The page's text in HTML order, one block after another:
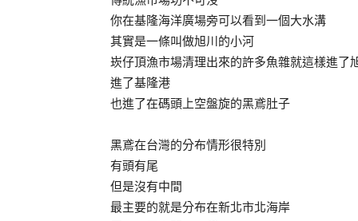
你在基隆海洋廣場旁可以看到一個大水溝
其實是一條叫做旭川的小河
崁仔頂漁市場清理出來的許多魚雜就這樣進了
進了基隆港
也進了在碼頭上空盤旋的黑鳶肚子
黑鳶在台灣的分布情形很特別
有頭有尾
但是沒有中間
最主要的就是分布在新北市北海岸